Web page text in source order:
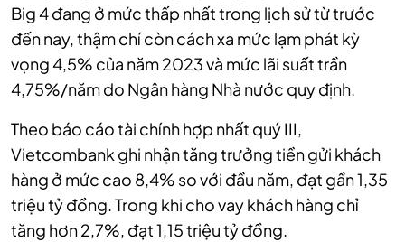
Big 4 đang ở mức thấp nhất trong lịch sử từ trước
đến nay, thậm chí còn cách xa mức lạm phát kỳ
vọng 4,5% của năm 2023 và mức lãi suất trần
4,75%/năm do Ngân hàng Nhà nước quy định.
Theo báo cáo tài chính hợp nhất quý III,
Vietcombank ghi nhận tăng trưởng tiền gửi khách
hàng ở mức cao 8,4% so với đầu năm, đạt gần 1,35
triệu tỷ đồng. Trong khi cho vay khách hàng chỉ
tăng hơn 2,7%, đạt 1,15 triệu tỷ đồng.